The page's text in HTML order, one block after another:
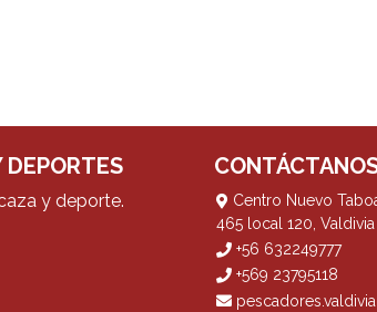
DEPORTES
y deporte.
Centro Nuevo
465 local 120, Valdivia
+56 632249777
+569 23795118